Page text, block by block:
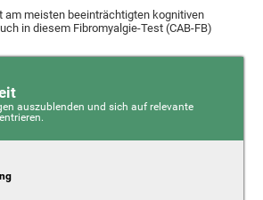
am meisten beeinträchtigten kognitiven
in diesem Fibromyalgie-Test (CAB-FB)
auszublenden und sich auf relevante